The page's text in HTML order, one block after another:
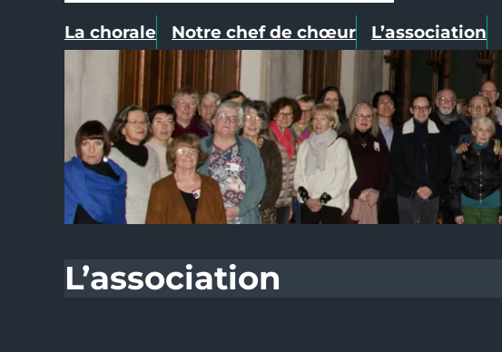
La chorale Notre chef de chœur L’association
L’association